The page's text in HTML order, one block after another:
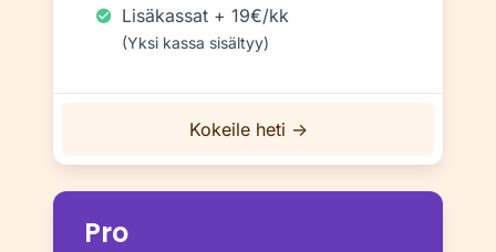
Lisäkassat + 19€/kk
(Yksi kassa sisältyy)
Kokeile heti →
Pro